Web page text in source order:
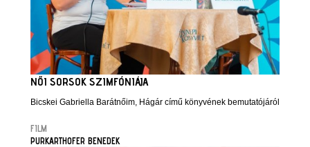
NŐI SORSOK SZIMFÓNIÁJA
Bicskei Gabriella Barátnőim, Hágár című könyvének bemutatójáról
FILM
PURKARTHOFER BENEDEK